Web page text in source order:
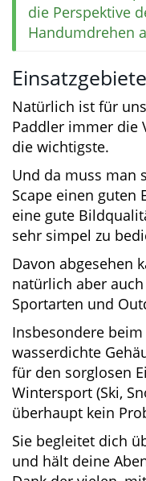
den
Halterung finden
Kamerahaltung
aus einer
Aluminium-
und besitzt ein
Damit ist sie
die Perspektive
Handumdrehen
Einsatzgebiete
Natürlich ist für
Paddler immer die
Zubehör die
Und da muss man
Scape einen guten
eine gute
sehr simpel zu